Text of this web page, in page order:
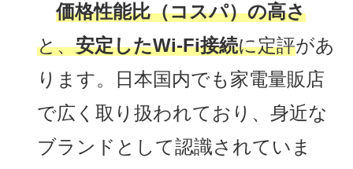
価格性能比（コスパ）の高さ
と、安定したWi-Fi接続に定評があ
ります。日本国内でも家電量販店
で広く取り扱われており、身近な
ブランドとして認識されていま